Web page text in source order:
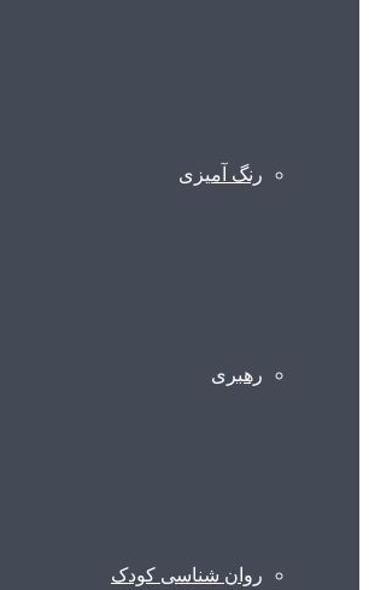
رنگ آمیزی
رهبری
روان شناسی کودک